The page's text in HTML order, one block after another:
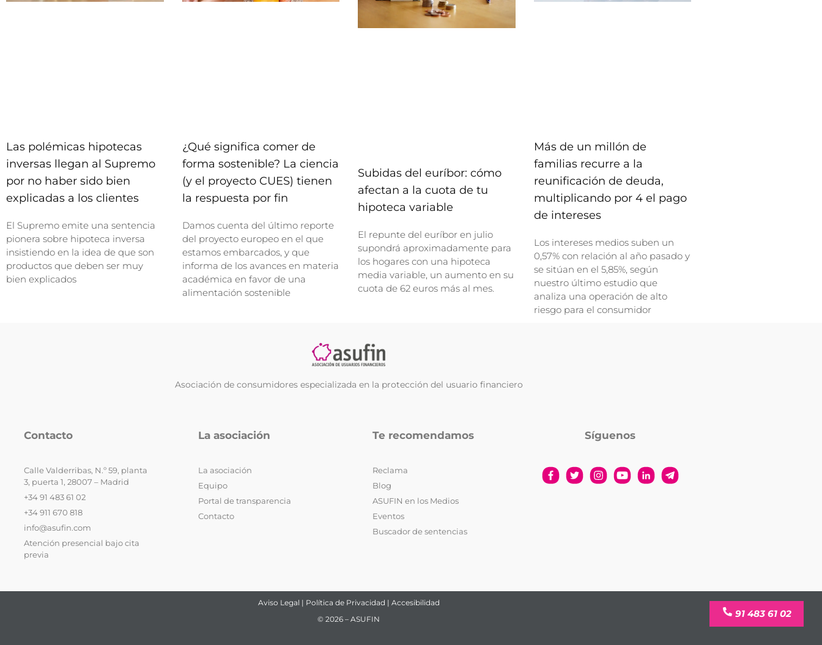
Las polémicas hipotecas
inversas llegan al Supremo
por no haber sido bien
explicadas a los clientes
El Supremo emite una sentencia
pionera sobre hipoteca inversa
insistiendo en la idea de que son
productos que deben ser muy
bien explicados
¿Qué significa comer de
forma sostenible? La ciencia
(y el proyecto CUES) tienen
la respuesta por fin
Damos cuenta del último reporte
del proyecto europeo en el que
estamos embarcados, y que
informa de los avances en materia
académica en favor de una
alimentación sostenible
Subidas del euríbor: cómo
afectan a la cuota de tu
hipoteca variable
El repunte del euríbor en julio
supondrá aproximadamente para
los hogares con una hipoteca
media variable, un aumento en su
cuota de 62 euros más al mes.
Más de un millón de
familias recurre a la
reunificación de deuda,
multiplicando por 4 el pago
de intereses
Los intereses medios suben un
0,57% con relación al año pasado y
se sitúan en el 5,85%, según
nuestro último estudio que
analiza una operación de alto
riesgo para el consumidor
Asociación de consumidores especializada en la protección del usuario financiero
Contacto
Calle Valderribas, N.º 59, planta
3, puerta 1, 28007 – Madrid
+34 91 483 61 02
+34 911 670 818
info@asufin.com
Atención presencial bajo cita
previa
La asociación
La asociación
Equipo
Portal de transparencia
Contacto
Te recomendamos
Reclama
Blog
ASUFIN en los Medios
Eventos
Buscador de sentencias
Síguenos
Aviso Legal | Política de Privacidad | Accesibilidad
© 2026 – ASUFIN
91 483 61 02